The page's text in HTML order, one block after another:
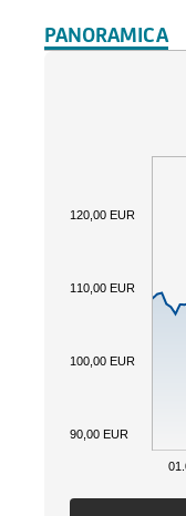
PANORAMICA
100,00 EUR
120,00 EUR
90,00 EUR
110,00 EUR